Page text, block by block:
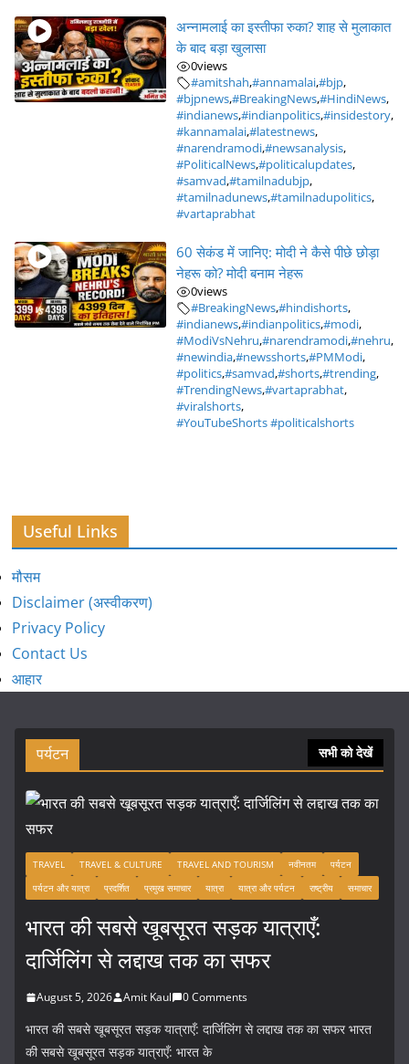
अन्नामलाई का इस्तीफा रुका? शाह से मुलाकात
के बाद बड़ा खुलासा
0views
#amitshah,#annamalai,#bjp,
#bjpnews,#BreakingNews,#HindiNews,
#indianews,#indianpolitics,#insidestory,
#kannamalai,#latestnews,
#narendramodi,#newsanalysis,
#PoliticalNews,#politicalupdates,
#samvad,#tamilnadubjp,
#tamilnadunews,#tamilnadupolitics,
#vartaprabhat
60 सेकंड में जानिए: मोदी ने कैसे पीछे छोड़ा
नेहरू को? मोदी बनाम नेहरू
0views
#BreakingNews,#hindishorts,
#indianews,#indianpolitics,#modi,
#ModiVsNehru,#narendramodi,#nehru,
#newindia,#newsshorts,#PMModi,
#politics,#samvad,#shorts,#trending,
#TrendingNews,#vartaprabhat,
#viralshorts,
#YouTubeShorts #politicalshorts
Useful Links
मौसम
Disclaimer (अस्वीकरण)
Privacy Policy
Contact Us
आहार
पर्यटन सभी को देखें
TRAVEL TRAVEL & CULTURE TRAVEL AND TOURISM नवीनतम
पर्यटन
पर्यटन और यात्रा
प्रदर्शित प्रमुख समाचार यात्रा यात्रा और पर्यटन राष्ट्रीय समाचार
भारत की सबसे खूबसूरत सड़क यात्राएँ:
दार्जिलिंग से लद्दाख तक का सफर
August 5, 2026 Amit Kaul 0 Comments
भारत की सबसे खूबसूरत सड़क यात्राएँ: दार्जिलिंग से लद्दाख तक का सफर भारत
की सबसे खूबसूरत सड़क यात्राएँ: भारत के